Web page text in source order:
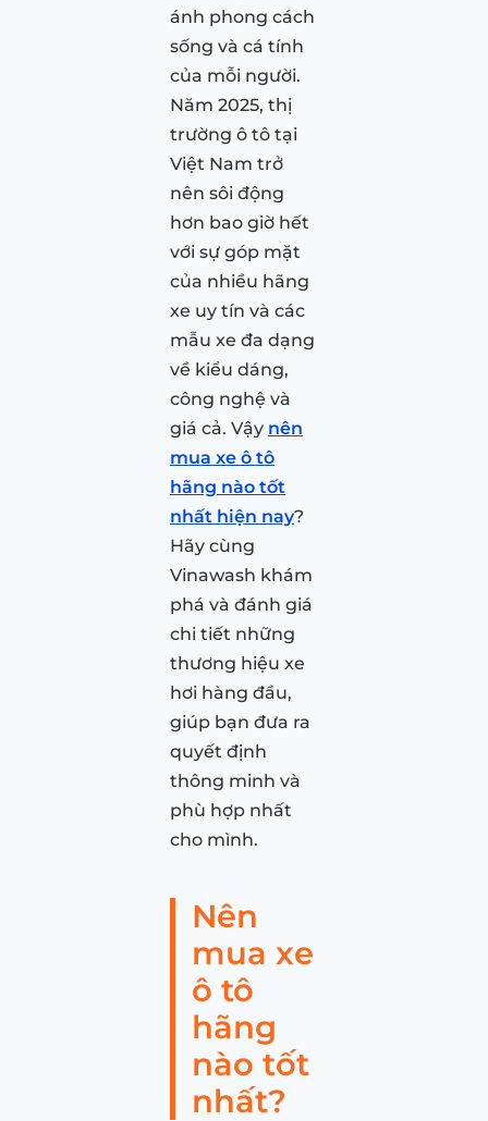
ánh phong cách
sống và cá tính
của mỗi người.
Năm 2025, thị
trường ô tô tại
Việt Nam trở
nên sôi động
hơn bao giờ hết
với sự góp mặt
của nhiều hãng
xe uy tín và các
mẫu xe đa dạng
về kiểu dáng,
công nghệ và
giá cả. Vậy nên
mua xe ô tô
hãng nào tốt
nhất hiện nay?
Hãy cùng
Vinawash khám
phá và đánh giá
chi tiết những
thương hiệu xe
hơi hàng đầu,
giúp bạn đưa ra
quyết định
thông minh và
phù hợp nhất
cho mình.
Nên
mua xe
ô tô
hãng
nào tốt
nhất?